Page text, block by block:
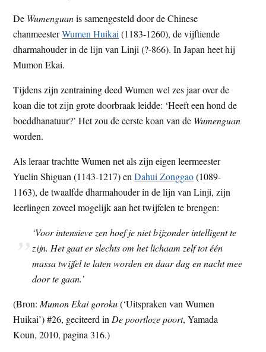
De Wumenguanis samengesteld door de Chinese
chanmeesterWumen Huikai (1183-1260), de vijftiende
dharmahouder in de lijn van Linji (?-866). In Japan heet hij
Mumon Ekai.
Tijdens zijn zentraining deed Wumen wel zes jaar over de
koan die tot zijn grote doorbraak leidde: ‘Heeft een hond de
boeddhanatuur?’ Het zou de eerste koan van de Wumenguan
worden.
Als leraar trachtte Wumen net als zijn eigen leermeester
Yuelin Shi­guan (1143-1217) enDahui Zonggao(1089-
1163), de twaalfde dharma­houder in de lijn van Linji, zijn
leerlingen zoveel mogelijk aan het twij­felen te brengen:
‘Voor intensieve zen hoef je niet bijzonder intelligent te
zijn. Het gaat er slechts om het lichaam zelf tot één
massa twijfel te laten worden en daar dag en nacht mee
door te gaan.’
(Bron: Mumon Ekai goroku(‘Uitspraken van Wumen
Huikai’) #26, geciteerd in De poortloze poort, Yamada
Koun, 2010, pagina 316.)